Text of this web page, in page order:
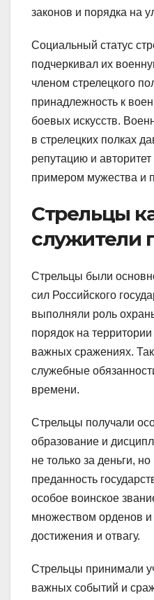
законов и порядка на
Социальный статус
подчеркивал их
членом стрелецкого
принадлежность к
боевых искусств.
в стрелецких полках
репутацию и
примером мужества и
Стрельцы
служители
Стрельцы были
сил Российского
выполняли роль
порядок на
важных сражениях.
служебные
времени.
Стрельцы получали
образование и
не только за деньги,
преданность
особое воинское
множеством орденов
достижения и отвагу.
Стрельцы принимали
важных событий и